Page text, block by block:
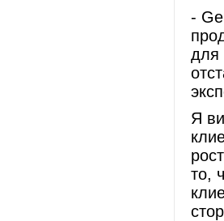
-
для
Я
то,